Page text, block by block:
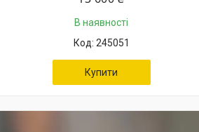
В наявності
245051
Купити